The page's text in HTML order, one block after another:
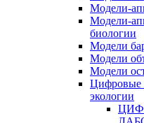
Модели-
Модели-
биологии
Модели
Модели
Модели
Цифровые
экологии